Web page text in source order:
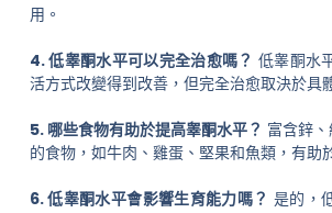
用。
4. 低睾酮水平可以完全治愈嗎？ 低睾酮水
活方式改變得到改善，但完全治愈取決於具
5. 哪些食物有助於提高睾酮水平？ 富含鋅
的食物，如牛肉、雞蛋、堅果和魚類，有助
6. 低睾酮水平會影響生育能力嗎？ 是的，